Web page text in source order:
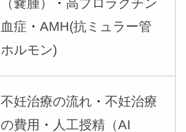
（嚢腫）
・ 高プロラクチン
血症 ・ AMH(抗ミュラー管
ホルモン)
不妊治療の流れ ・ 不妊治療
の費用 ・ 人工授精（AI